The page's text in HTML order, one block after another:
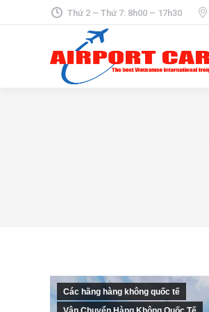
Thứ 2 – Thứ 7: 8h00 – 17h30
Các hãng hàng không quốc tế